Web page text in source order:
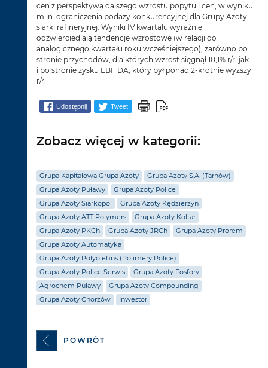
cen z perspektywą dalszego wzrostu popytu i cen, w wyniku
m.in. ograniczenia podaży konkurencyjnej dla Grupy Azoty
siarki rafineryjnej. Wyniki IV kwartału wyraźnie
odzwierciedlają tendencje wzrostowe (w relacji do
analogicznego kwartału roku wcześniejszego), zarówno po
stronie przychodów, dla których wzrost sięgnął 10,1% r/r, jak
i po stronie zysku EBITDA, który był ponad 2-krotnie wyższy
r/r.
Udostępnij Tweet
Zobacz więcej w kategorii:
Grupa Kapitałowa Grupa Azoty
Grupa Azoty S.A. (Tarnów)
Grupa Azoty Puławy
Grupa Azoty Police
Grupa Azoty Siarkopol
Grupa Azoty Kędzierzyn
Grupa Azoty ATT Polymers
Grupa Azoty Koltar
Grupa Azoty PKCh
Grupa Azoty JRCh
Grupa Azoty Prorem
Grupa Azoty Automatyka
Grupa Azoty Polyolefins (Polimery Police)
Grupa Azoty Police Serwis
Grupa Azoty Fosfory
Agrochem Puławy
Grupa Azoty Compounding
Grupa Azoty Chorzów
Inwestor
POWRÓT